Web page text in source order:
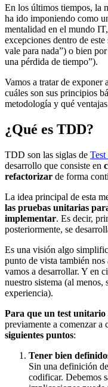
En los últimos tiempos, la
ha ido imponiendo como
mentalidad en el mundo
excepciones dentro de
vale para nada”) o bien
una pérdida de tiempo”).
Vamos a tratar de exponer
cuáles son sus principios
metodología y qué
¿Qué es TDD?
TDD son las siglas de
desarrollo que consiste en
refactorizar de forma
La idea principal de esta
las pruebas unitarias
implementar. Es decir,
posteriormente, se
Es una visión algo
punto de vista también
vamos a desarrollar. Y en
nuestro sistema (al menos,
experiencia).
Para que un test unitario
previamente a comenzar a
siguientes puntos:
Tener bien
Sin una definición
codificar. Debemos